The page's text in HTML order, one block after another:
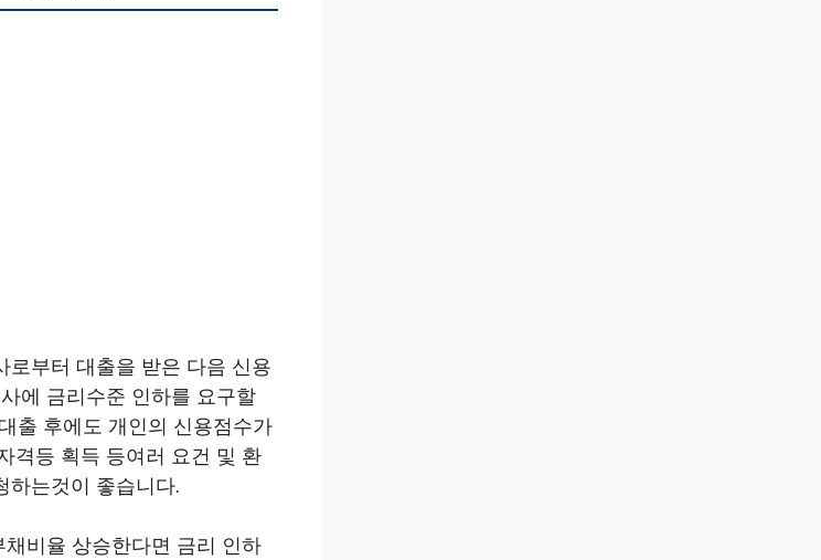
부터 대출을 받은 다음 신용
에 금리수준 인하를 요구할
출 후에도 개인의 신용점수가
격등 획득 등여러 요건 및 환
하는것이 좋습니다.
비율 상승한다면 금리 인하